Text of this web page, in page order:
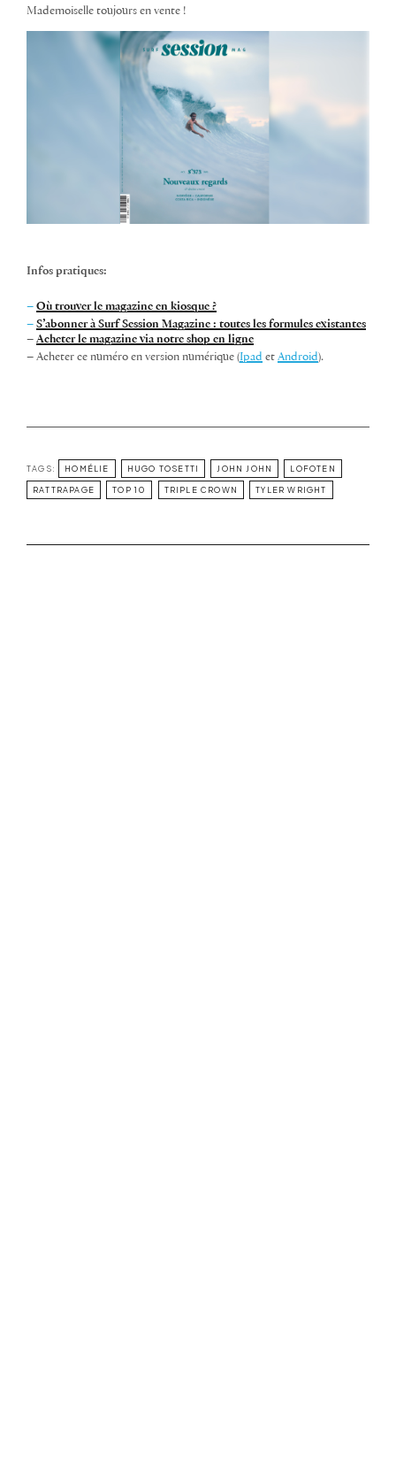
Mademoiselle toujours en vente !
Infos pratiques:
– Où trouver le magazine en kiosque ?
– S’abonner à Surf Session Magazine : toutes les formules existantes
– Acheter le magazine via notre shop en ligne
– Acheter ce numéro en version numérique (Ipad et Android ).
TAGS: HOMÉLIE HUGO TOSETTI JOHN JOHN LOFOTEN
RATTRAPAGE TOP 10 TRIPLE CROWN TYLER WRIGHT